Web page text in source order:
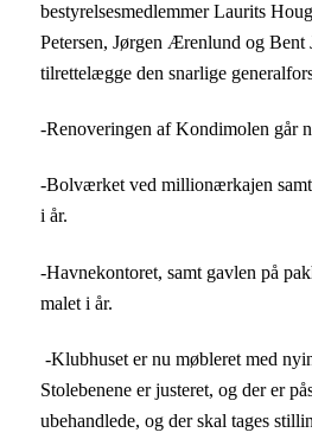
bestyrelsesmedlemmer Laurits
Petersen,Jørgen Ærenlund ogBent
tilrettelægge den snarlige
-Renoveringen af Kondimolen går
-Bolværket ved millionærkajen
i år.
-Havnekontoret, samt gavlen på
malet i år.
-Klubhuset er nu møbleret med
Stolebenene er justeret, og der er
ubehandlede, og der skal tages